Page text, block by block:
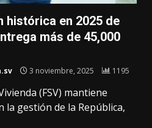
histórica en 2025 de
más de 45,000
3 noviembre, 2025 1195
(FSV) mantiene
gestión de la República,